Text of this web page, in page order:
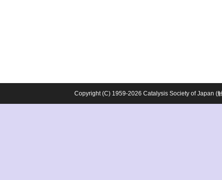
Copyright (C) 1959-2026 Catalysis Society of Japan (